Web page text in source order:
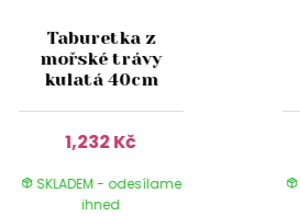
Taburetka z
mořské trávy
kulatá 40cm
1,232 Kč
SKLADEM - odesílame
ihned